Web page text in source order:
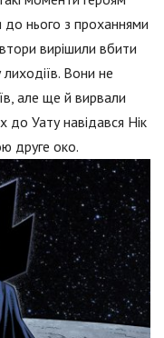
нього з проханнями
вирішили вбити
Вони не
але ще й вирвали
до Уату навідався Нік
друге око.